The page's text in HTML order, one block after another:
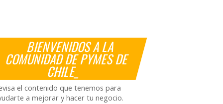
BIENVENIDOS A LA
COMUNIDAD DE PYMES DE
CHILE_
el contenido que tenemos para
a mejorar y hacer tu negocio.